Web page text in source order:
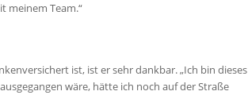
meinem Team.“
ist, ist er sehr dankbar. „Ich bin dieses
wäre, hätte ich noch auf der Straße